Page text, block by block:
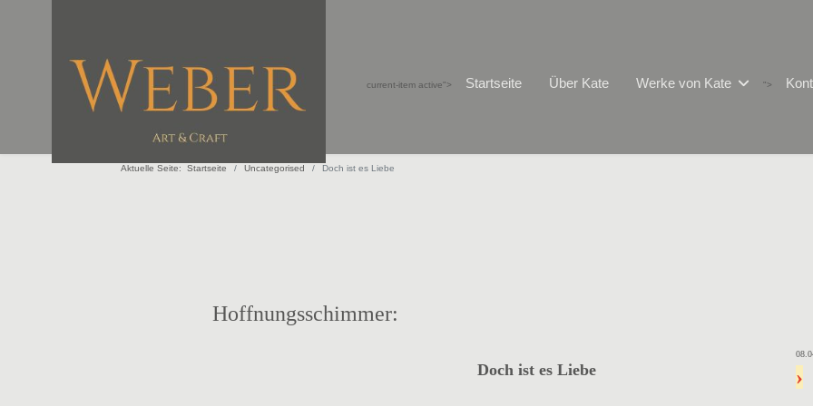
current-item active"> Startseite Über Kate Werke von Kate ">
Aktuelle Seite: Startseite Uncategorised Doch ist es Liebe
Hoffnungsschimmer:
Doch ist es Liebe ›